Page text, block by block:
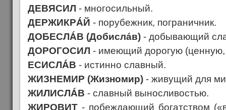
ДЕВЯСИЛ - многосильный.
ДЕРЖИКРÁЙ - порубежник, пограничник.
ДОБЕСЛÁВ (Добислáв) - добывающий
ДОРОГОСИЛ - имеющий дорогую
ЕСИСЛÁВ - истинно славный.
ЖИЗНЕМИР (Жизномир) - живущий для
ЖИЛИСЛÁВ - славный выносливостью.
ЖИРОВИТ - побеждающий богатством